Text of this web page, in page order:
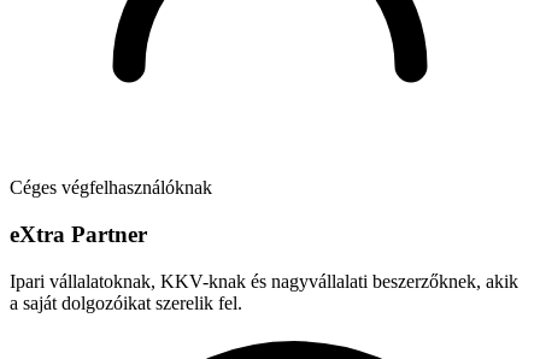
Céges végfelhasználóknak
eXtra Partner
Ipari vállalatoknak, KKV-knak és nagyvállalati beszerzőknek, akik
a saját dolgozóikat szerelik fel.